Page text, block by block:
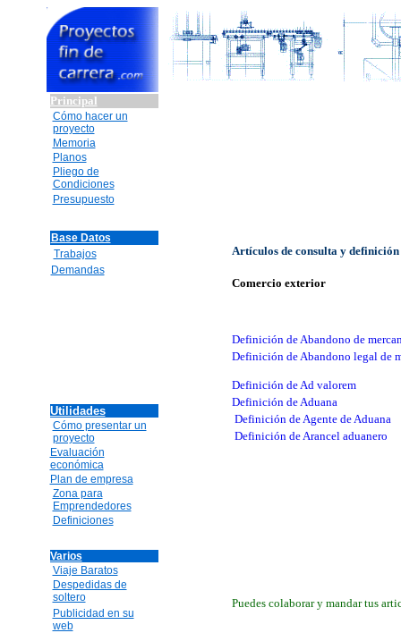
Principal
Cómo hacer un
proyecto
Memoria
Planos
Pliego de
Condiciones
Presupuesto
Base Datos
Trabajos
Demandas
Utilidades
Cómo presentar un
proyecto
Evaluación
económica
Plan de empresa
Zona para
Emprendedores
Definiciones
Varios
Viaje Baratos
Despedidas de
soltero
Publicidad en su
web
Artículos de consulta y definición
Comercio exterior
Definición de Abandono de
Definición de Abandono legal de
Definición de Ad valorem
Definición de Aduana
Definición de Agente de Aduana
Definición de Arancel aduanero
Puedes colaborar y mandar tus